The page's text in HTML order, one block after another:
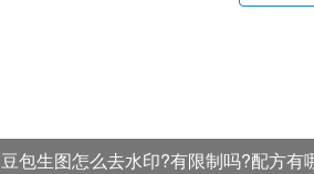
豆包生图怎么去水印?有限制吗?配方有